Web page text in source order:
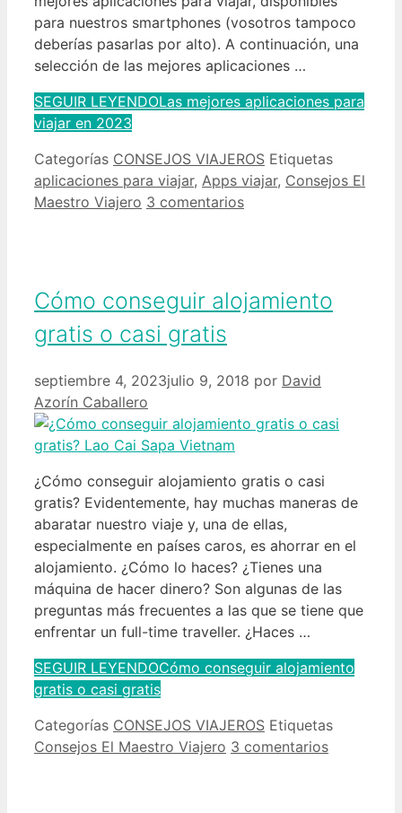
para nuestros smartphones (vosotros tampoco
deberías pasarlas por alto). A continuación, una
selección de las mejores aplicaciones …
SEGUIR LEYENDOLas mejores aplicaciones para
viajar en 2023
Categorías CONSEJOS VIAJEROS Etiquetas
aplicaciones para viajar, Apps viajar, Consejos El
Maestro Viajero 3 comentarios
Cómo conseguir alojamiento
gratis o casi gratis
septiembre 4, 2023julio 9, 2018 por David
Azorín Caballero
¿Cómo conseguir alojamiento gratis o casi
gratis? Evidentemente, hay muchas maneras de
abaratar nuestro viaje y, una de ellas,
especialmente en países caros, es ahorrar en el
alojamiento. ¿Cómo lo haces? ¿Tienes una
máquina de hacer dinero? Son algunas de las
preguntas más frecuentes a las que se tiene que
enfrentar un full-time traveller. ¿Haces …
SEGUIR LEYENDOCómo conseguir alojamiento
gratis o casi gratis
Categorías CONSEJOS VIAJEROS Etiquetas
Consejos El Maestro Viajero 3 comentarios